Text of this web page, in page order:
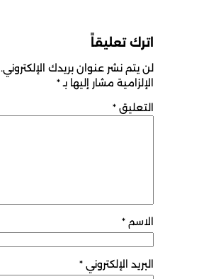
اترك تعليقاً
لن يتم نشر عنوان بريدك الإلكتروني.
الإلزامية مشار إليها بـ*
التعليق *
الاسم *
البريد الإلكتروني *